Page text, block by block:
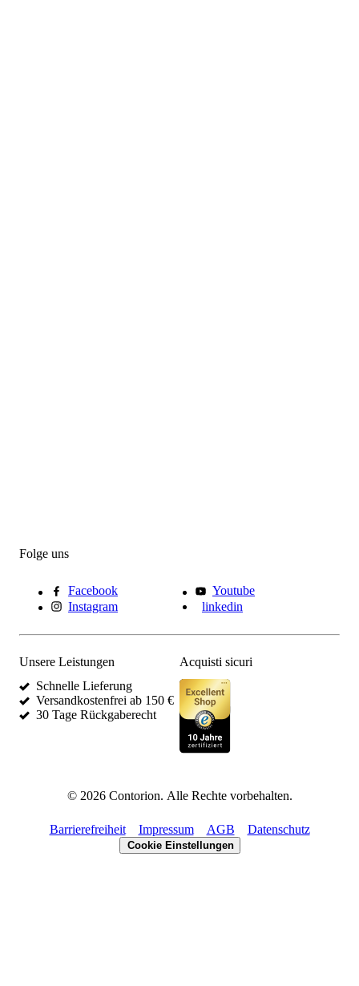
Folge uns
Facebook
Youtube
Instagram
linkedin
Unsere Leistungen
Schnelle Lieferung
Versandkostenfrei ab 150 €
30 Tage Rückgaberecht
Acquisti sicuri
© 2026Contorion. Alle Rechte vorbehalten.
Barrierefreiheit Impressum AGB Datenschutz
Cookie Einstellungen